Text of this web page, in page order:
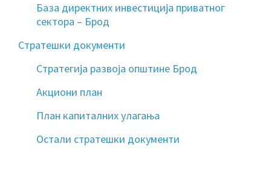
База директних инвестиција приватног
сектора – Брод
Стратешки документи
Стратегија развоја општине Брод
Акциони план
План капиталних улагања
Остали стратешки документи